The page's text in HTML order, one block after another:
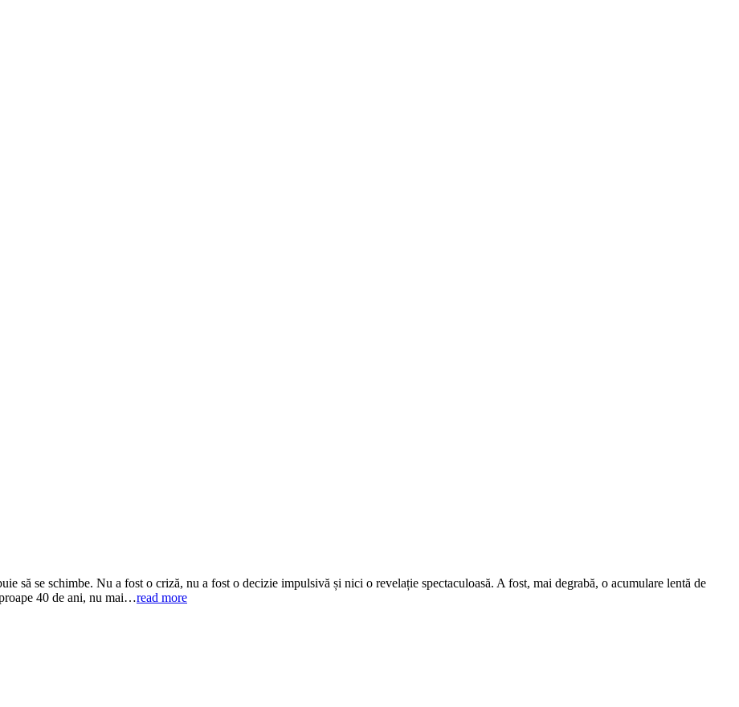
să se schimbe. Nu a fost o criză, nu a fost o decizie impulsivă și nici o revelație spectaculoasă. A fost, mai degrabă, o acumulare lentă de
40 de ani, nu mai…read more